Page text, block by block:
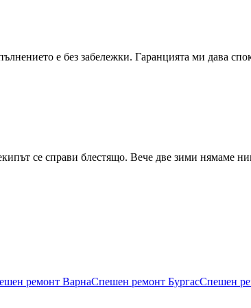
е без забележки. Гаранцията ми дава
се справи блестящо. Вече две зими нямаме
ремонт ВарнаСпешен ремонт БургасСпешен